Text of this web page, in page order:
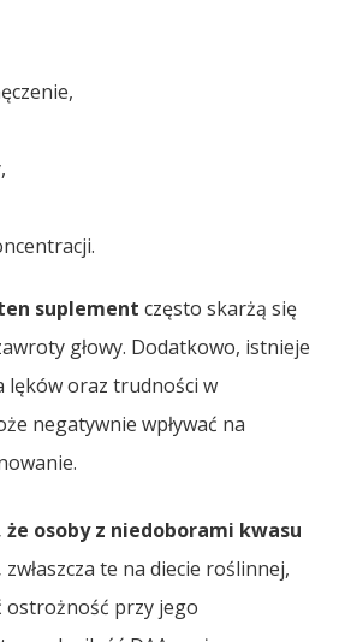
suplement często skarżą się
głowy. Dodatkowo, istnieje
lęków oraz trudności w
negatywnie wpływać na
osoby z niedoborami kwasu
zwłaszcza te na diecie roślinnej,
ostrożność przy jego